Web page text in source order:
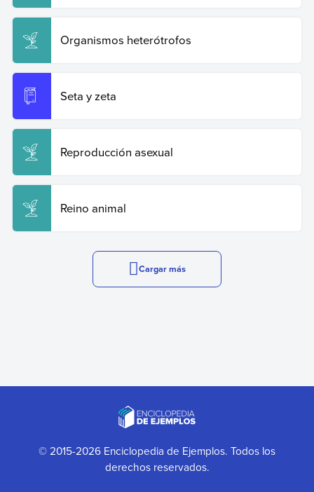
Organismos heterótrofos
Seta y zeta
Reproducción asexual
Reino animal
Cargar más
© 2015-2026 Enciclopedia de Ejemplos. Todos los
derechos reservados.